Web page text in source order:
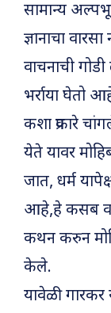
सामान्य
ज्ञानाचा
वाचनाची
भर्रा­या घेतो
कशा प्रकारे
येते यावर
जात, धर्म
आहे,हे कसब
कथन करुन
केले.
यावेळी